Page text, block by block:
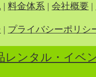
| 料金体系 | 会社概要 |
| プライバシーポリシ
レンタル・イ